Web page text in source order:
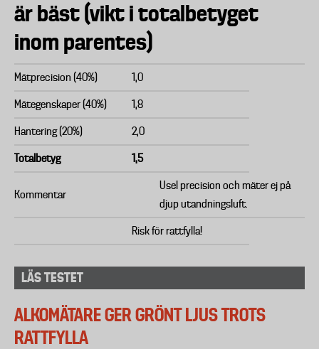
är bäst (vikt i totalbetyget
inom parentes)
Mätprecision (40%) 1,0
Mätegenskaper (40%) 1,8
Hantering (20%) 2,0
Totalbetyg 1,5
Kommentar
Usel precision och mäter ej på
djup utandningsluft.
Risk för rattfylla!
LÄS TESTET
ALKOMÄTARE GER GRÖNT LJUS TROTS
RATTFYLLA